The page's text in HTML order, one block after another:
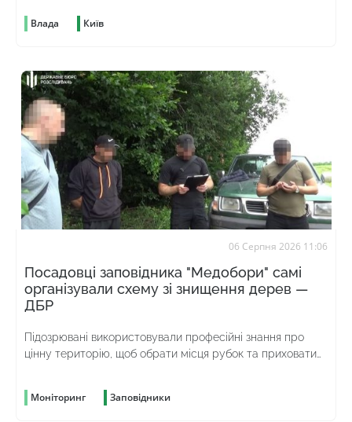
Влада Київ
06 Серпня 2026 11:06
Посадовці заповідника "Медобори" самі
організували схему зі знищення дерев —
ДБР
Підозрювані використовували професійні знання про
цінну територію, щоб обрати місця рубок та приховати
Моніторинг Заповідники